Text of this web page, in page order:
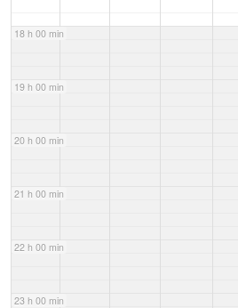
18 h 00 min
19 h 00 min
20 h 00 min
21 h 00 min
22 h 00 min
23 h 00 min